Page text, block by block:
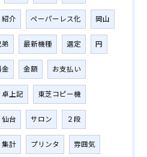
紹介 ペーパーレス化 岡山
弟 最新機種 選定 円
金 金額 お支払い
卓上記 東芝コピー機
仙台 サロン ２段
集計 プリンタ 雰囲気